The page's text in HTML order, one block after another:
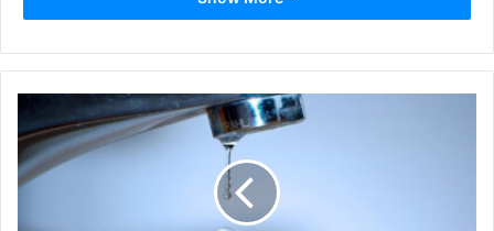
Ο Άλκης “τόλμησε” να είναι… Άρης και αυτόοδήγησε
στους δολοφόνους τουνα του αφαιρέσουν τη ζωή, αν και
στη μεγάλη δίκη που
βρίσκεται σε εξέλιξη οι “12”
αρνήθηκαν όλες τις κατηγορίες.